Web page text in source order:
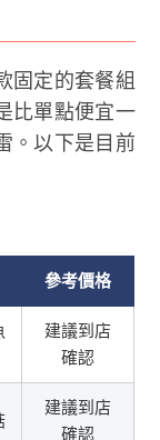
固定的套餐組
比單點便宜一
。以下是目前
參考價格
建議到店
確認
建議到店
確認